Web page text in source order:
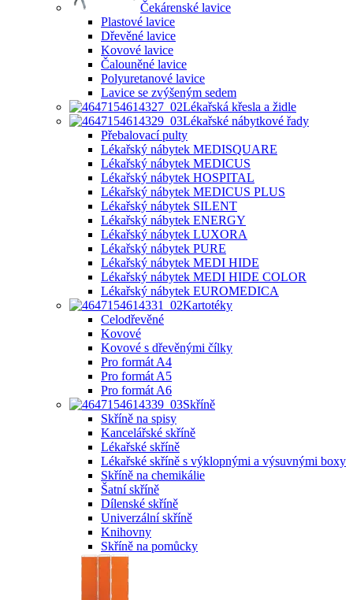
Čekárenské lavice
Plastové lavice
Dřevěné lavice
Kovové lavice
Čalouněné lavice
Polyuretanové lavice
Lavice se zvýšeným sedem
Lékařská křesla a židle
Lékařské nábytkové řady
Přebalovací pulty
Lékařský nábytek MEDISQUARE
Lékařský nábytek MEDICUS
Lékařský nábytek HOSPITAL
Lékařský nábytek MEDICUS PLUS
Lékařský nábytek SILENT
Lékařský nábytek ENERGY
Lékařský nábytek LUXORA
Lékařský nábytek PURE
Lékařský nábytek MEDI HIDE
Lékařský nábytek MEDI HIDE COLOR
Lékařský nábytek EUROMEDICA
Kartotéky
Celodřevěné
Kovové
Kovové s dřevěnými čílky
Pro formát A4
Pro formát A5
Pro formát A6
Skříně
Skříně na spisy
Kancelářské skříně
Lékařské skříně
Lékařské skříně s výklopnými a výsuvnými boxy
Skříně na chemikálie
Šatní skříně
Dílenské skříně
Univerzální skříně
Knihovny
Skříně na pomůcky